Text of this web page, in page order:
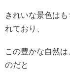
きれいな景色は
れており、
この豊かな自然
のだと